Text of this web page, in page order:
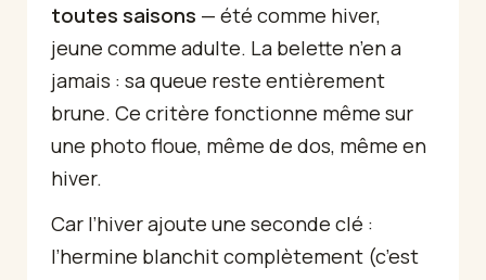
toutes saisons — été comme hiver,
jeune comme adulte. La belette n’en a
jamais : sa queue reste entièrement
brune. Ce critère fonctionne même sur
une photo floue, même de dos, même en
hiver.
Car l’hiver ajoute une seconde clé :
l’hermine blanchit complètement (c’est